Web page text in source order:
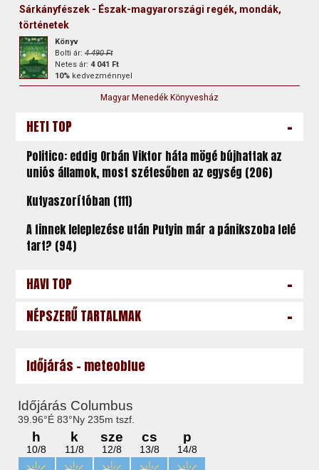
Sárkányfészek - Észak-magyarországi regék, mondák,
történetek
Könyv
Bolti ár:4 490 Ft
Netes ár:4 041 Ft
10% kedvezménnyel
Magyar Menedék Könyvesház
HETI TOP -
Politico: eddig Orbán Viktor háta mögé bújhattak az
uniós államok, most szétesőben az egység (206)
Kutyaszorítóban (111)
A finnek leleplezése után Putyin már a pánikszoba felé
tart? (94)
HAVI TOP -
NÉPSZERŰ TARTALMAK -
Időjárás - meteoblue